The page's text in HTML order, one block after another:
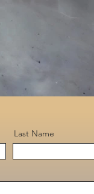
Last Name